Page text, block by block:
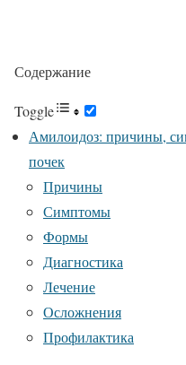
Содержание
Toggle
Амилоидоз: причины,
почек
Причины
Симптомы
Формы
Диагностика
Лечение
Осложнения
Профилактика